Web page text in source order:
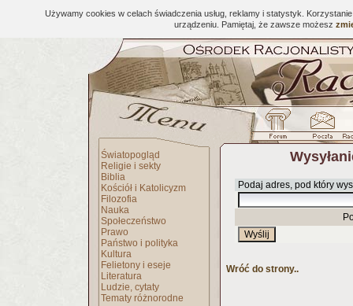
Używamy cookies w celach świadczenia usług, reklamy i statystyk.
urządzeniu. Pamiętaj, że zawsze możesz
Światopogląd
Religie i sekty
Biblia
Kościół i Katolicyzm
Filozofia
Nauka
Społeczeństwo
Prawo
Państwo i polityka
Kultura
Felietony i eseje
Literatura
Ludzie, cytaty
Tematy różnorodne
Podaj adres, pod który
Wróć do strony..